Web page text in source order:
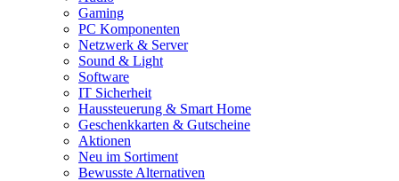
Gaming
PC Komponenten
Netzwerk & Server
Sound & Light
Software
IT Sicherheit
Haussteuerung & Smart Home
Geschenkkarten & Gutscheine
Aktionen
Neu im Sortiment
Bewusste Alternativen